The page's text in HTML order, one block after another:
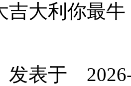
吉大利你最牛
表于 2026-